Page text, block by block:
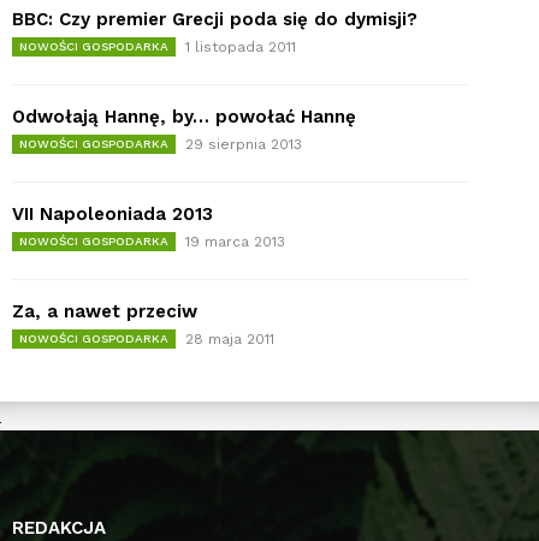
BBC: Czy premier Grecji poda się do dymisji?
NOWOŚCI GOSPODARKA 1 listopada 2011
Odwołają Hannę, by… powołać Hannę
NOWOŚCI GOSPODARKA 29 sierpnia 2013
VII Napoleoniada 2013
NOWOŚCI GOSPODARKA 19 marca 2013
Za, a nawet przeciw
NOWOŚCI GOSPODARKA 28 maja 2011
REDAKCJA